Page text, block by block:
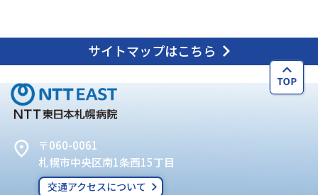
サイトマップはこちら
〒060-0061
札幌市中央区南1条西15丁目
交通アクセスについて